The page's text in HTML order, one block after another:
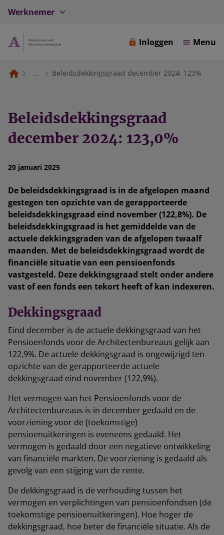
Werknemer
Inloggen Menu
... Beleidsdekkingsgraad december 2024: 123%
Beleidsdekkingsgraad
december 2024: 123,0%
20 januari 2025
De beleidsdekkingsgraad is in de afgelopen maand
gestegen ten opzichte van de gerapporteerde
beleidsdekkingsgraad eind november (122,8%). De
beleidsdekkingsgraad is het gemiddelde van de
actuele dekkingsgraden van de afgelopen twaalf
maanden. Met de beleidsdekkingsgraad wordt de
financiële situatie van een pensioenfonds
vastgesteld. Deze dekkingsgraad stelt onder andere
vast of een fonds een tekort heeft of kan indexeren.
Dekkingsgraad
Eind december is de actuele dekkingsgraad van het
Pensioenfonds voor de Architectenbureaus gelijk aan
122,9%. De actuele dekkingsgraad is ongewijzigd ten
opzichte van de gerapporteerde actuele
dekkingsgraad eind november (122,9%).
Het vermogen van het Pensioenfonds voor de
Architectenbureaus is in december gedaald en de
voorziening voor de (toekomstige)
pensioenuitkeringen is eveneens gedaald. Het
vermogen is gedaald door een negatieve ontwikkeling
van financiële markten. De voorziening is gedaald als
gevolg van een stijging van de rente.
De dekkingsgraad is de verhouding tussen het
vermogen en verplichtingen van pensioenfondsen (de
toekomstige pensioenuitkeringen). Hoe hoger de
dekkingsgraad, hoe beter de financiële situatie. Als de